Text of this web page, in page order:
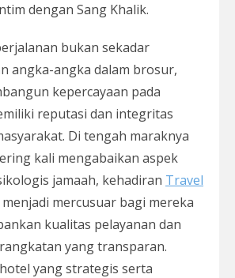
dengan Sang Khalik.
bukan sekadar
angka-angka dalam brosur,
kepercayaan pada
reputasi dan integritas
Di tengah maraknya
kali mengabaikan aspek
jamaah, kehadiran Travel
menjadi mercusuar bagi mereka
kualitas pelayanan dan
yang transparan.
yang strategis serta